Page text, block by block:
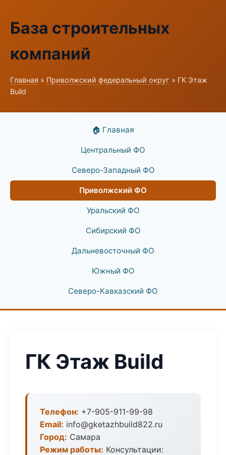
База строительных
компаний
Главная » Приволжский федеральный округ » ГК Этаж
Build
🏠 Главная
Центральный ФО
Северо-Западный ФО
Приволжский ФО
Уральский ФО
Сибирский ФО
Дальневосточный ФО
Южный ФО
Северо-Кавказский ФО
ГК Этаж Build
Телефон: +7-905-911-99-98
Email: info@gketazhbuild822.ru
Город: Самара
Режим работы: Консультации: